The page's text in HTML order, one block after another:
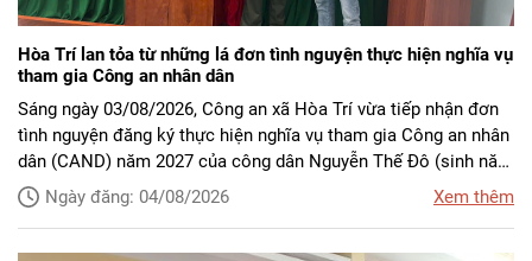
Hòa Trí lan tỏa từ những lá đơn tình nguyện thực hiện nghĩa vụ
tham gia Công an nhân dân
Sáng ngày 03/08/2026, Công an xã Hòa Trí vừa tiếp nhận đơn
tình nguyện đăng ký thực hiện nghĩa vụ tham gia Công an nhân
dân (CAND) năm 2027 của công dân Nguyễn Thế Đô (sinh năm
2000, trú tại thôn Đồng Xuân, xã Hòa Trí).
Ngày đăng: 04/08/2026 Xem thêm